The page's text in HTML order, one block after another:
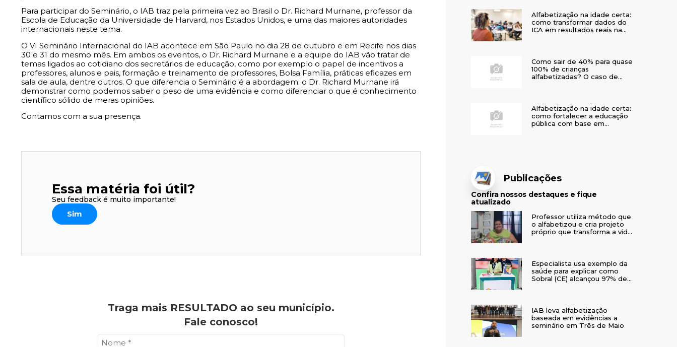
Para participar do Seminário, o IAB traz pela primeira vez ao Brasil o Dr. Richard Murnane, professor da
Escola de Educação da Universidade de Harvard, nos Estados Unidos, e uma das maiores autoridades
internacionais neste tema.
O VI Seminário Internacional do IAB acontece em São Paulo no dia 28 de outubro e em Recife nos dias
30 e 31 do mesmo mês. Em ambos os eventos, o Dr. Richard Murnane e a equipe do IAB vão tratar de
temas ligados ao cotidiano dos secretários de educação, como por exemplo o papel de incentivos a
professores, alunos e pais, formação e treinamento de professores, Bolsa Família, práticas eficazes em
sala de aula, dentre outros. O que diferencia o Seminário é a abordagem: o Dr. Richard Murnane irá
demonstrar como podemos saber o peso de uma evidência e como diferenciar o que é conhecimento
científico sólido de meras opiniões.
Contamos com a sua presença.
Essa matéria foi útil?
Seu feedback é muito importante!
Sim
Traga mais RESULTADO ao seu município.
Fale conosco!
Alfabetização na idade certa:
como transformar dados do
ICA em resultados reais na
Como sair de 40% para quase
100% de crianças
alfabetizadas? O caso de
Alfabetização na idade certa:
como fortalecer a educação
pública com base em
Publicações
Confira nossos destaques e fique
atualizado
Professor utiliza método que
o alfabetizou e cria projeto
próprio que transforma a vida
Especialista usa exemplo da
saúde para explicar como
Sobral (CE) alcançou 97% de
IAB leva alfabetização
baseada em evidências a
seminário em Três de Maio